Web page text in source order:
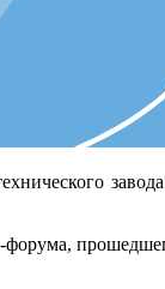
форума,